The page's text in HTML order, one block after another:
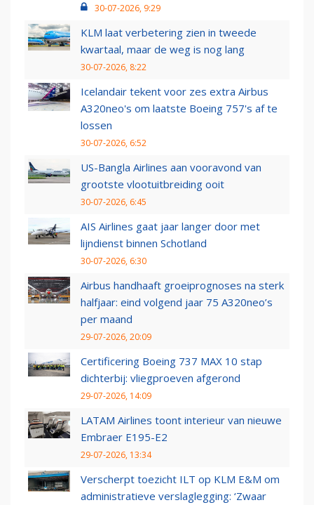
30-07-2026, 9:29
KLM laat verbetering zien in tweede
kwartaal, maar de weg is nog lang
30-07-2026, 8:22
Icelandair tekent voor zes extra Airbus
A320neo's om laatste Boeing 757's af te
lossen
30-07-2026, 6:52
US-Bangla Airlines aan vooravond van
grootste vlootuitbreiding ooit
30-07-2026, 6:45
AIS Airlines gaat jaar langer door met
lijndienst binnen Schotland
30-07-2026, 6:30
Airbus handhaaft groeiprognoses na sterk
halfjaar: eind volgend jaar 75 A320neo’s
per maand
29-07-2026, 20:09
Certificering Boeing 737 MAX 10 stap
dichterbij: vliegproeven afgerond
29-07-2026, 14:09
LATAM Airlines toont interieur van nieuwe
Embraer E195-E2
29-07-2026, 13:34
Verscherpt toezicht ILT op KLM E&M om
administratieve verslaglegging: ‘Zwaar